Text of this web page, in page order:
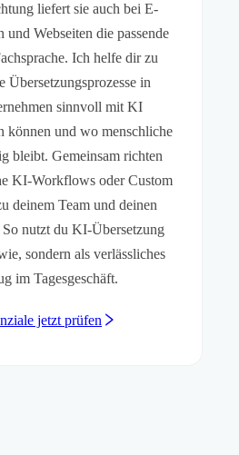
liefert sie auch bei E-
Webseiten die passende
Ich helfe dir zu
Übersetzungsprozesse in
sinnvoll mit KI
können und wo menschliche
bleibt. Gemeinsam richten
KI-Workflows oder Custom
deinem Team und deinen
So nutzt du KI-Übersetzung
sondern als verlässliches
im Tagesgeschäft.
jetzt prüfen